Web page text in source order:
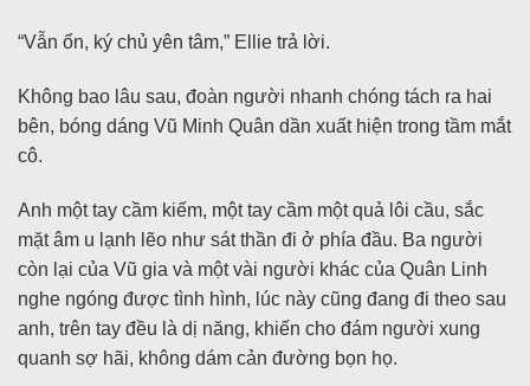
“Vẫn ổn, ký chủ yên tâm,” Ellie trả lời.
Không bao lâu sau, đoàn người nhanh chóng tách ra hai
bên, bóng dáng Vũ Minh Quân dần xuất hiện trong tầm mắt
cô.
Anh một tay cầm kiếm, một tay cầm một quả lôi cầu, sắc
mặt âm u lạnh lẽo như sát thần đi ở phía đầu. Ba người
còn lại của Vũ gia và một vài người khác của Quân Linh
nghe ngóng được tình hình, lúc này cũng đang đi theo sau
anh, trên tay đều là dị năng, khiến cho đám người xung
quanh sợ hãi, không dám cản đường bọn họ.